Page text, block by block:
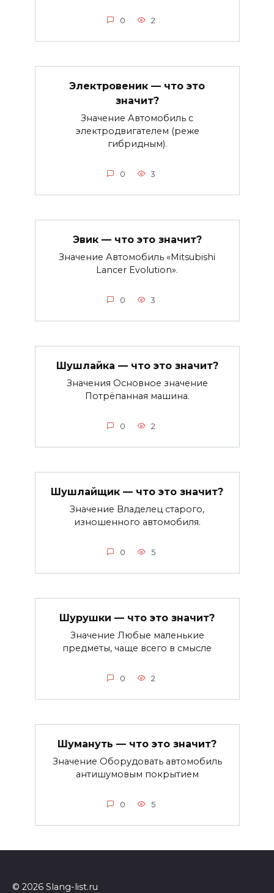
0 2
Электровеник — что это
значит?
Значение Автомобиль с
электродвигателем (реже
гибридным).
0 3
Эвик — что это значит?
Значение Автомобиль «Mitsubishi
Lancer Evolution».
0 3
Шушлайка — что это значит?
Значения Основное значение
Потрёпанная машина.
0 2
Шушлайщик — что это значит?
Значение Владелец старого,
изношенного автомобиля.
0 5
Шурушки — что это значит?
Значение Любые маленькие
предметы, чаще всего в смысле
0 2
Шумануть — что это значит?
Значение Оборудовать автомобиль
антишумовым покрытием
0 5
© 2026 Slang-list.ru